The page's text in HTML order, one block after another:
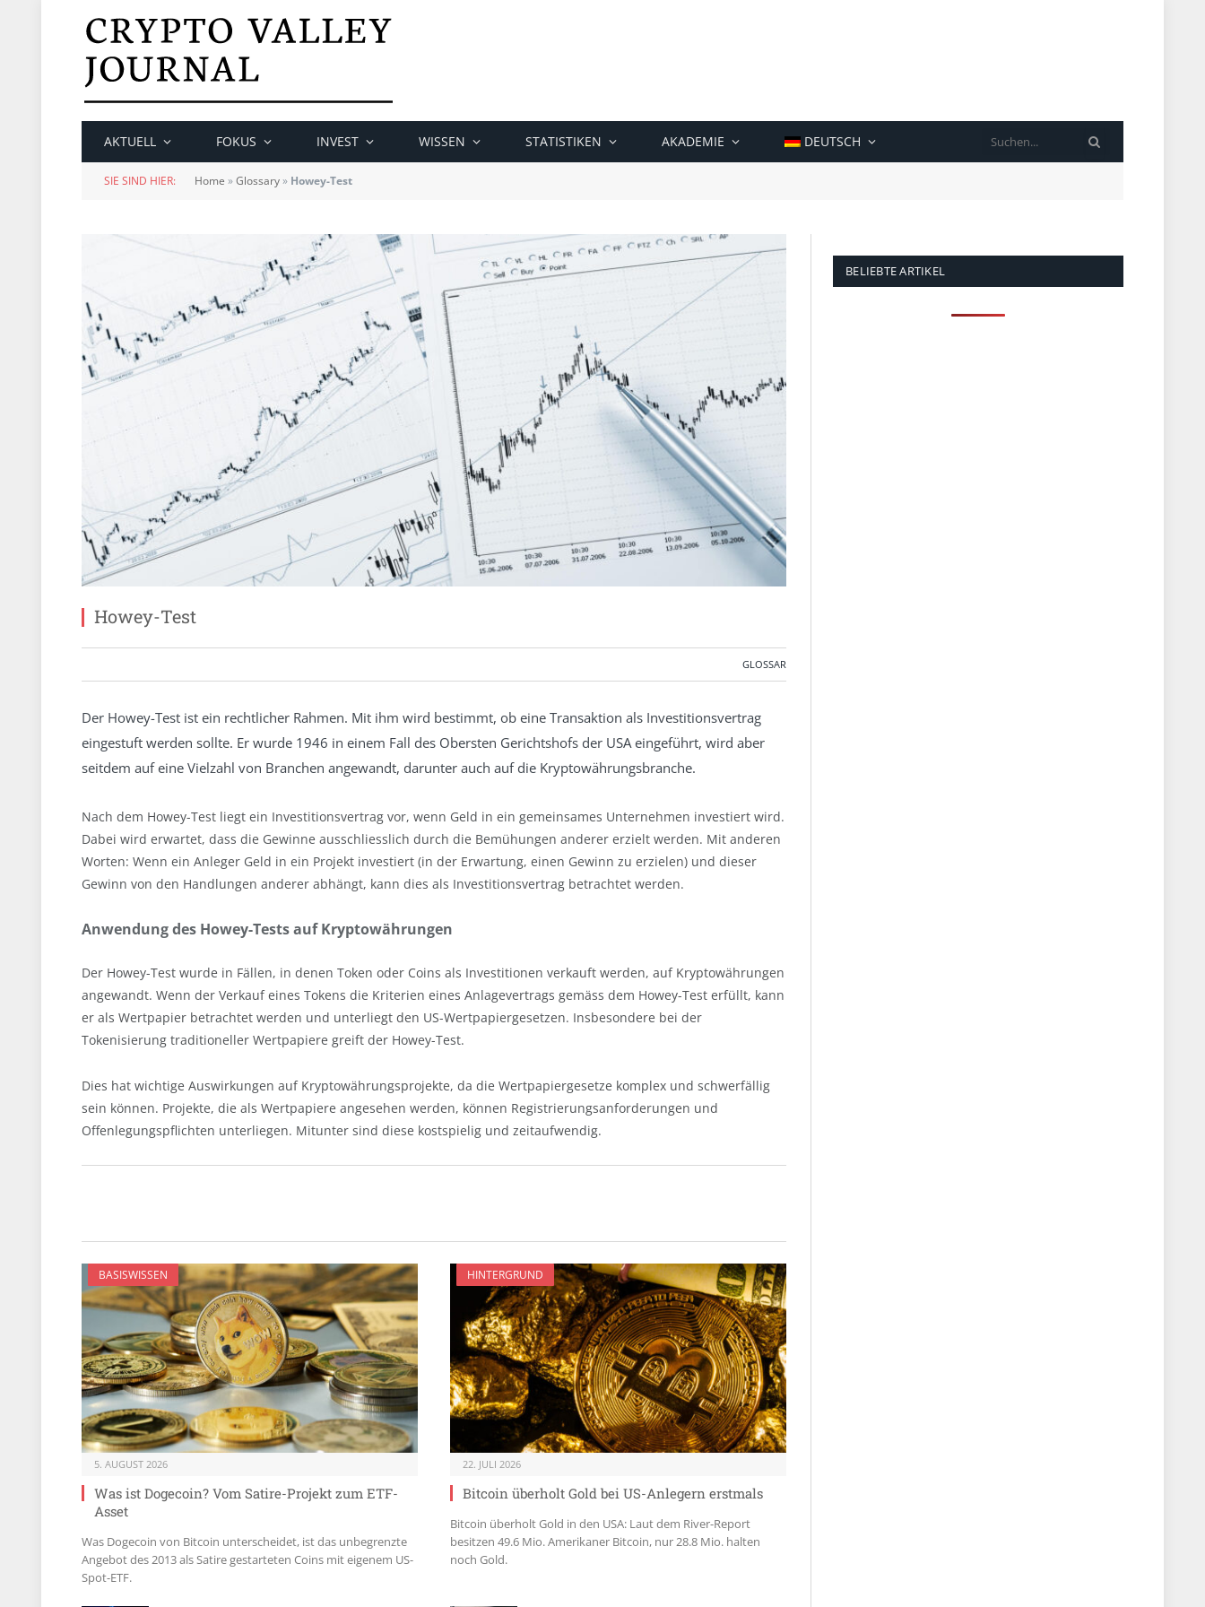
AKTUELL FOKUS INVEST WISSEN STATISTIKEN AKADEMIE DEUTSCH
SIE SIND HIER: Home »Glossary» Howey-Test
Howey-Test
GLOSSAR
Der Howey-Test ist ein rechtlicher Rahmen. Mit ihm wird bestimmt, ob eine Transaktion als Investitionsvertrag
eingestuft werden sollte. Er wurde 1946 in einem Fall des Obersten Gerichtshofs der USA eingeführt, wird aber
seitdem auf eine Vielzahl von Branchen angewandt, darunter auch auf die Kryptowährungsbranche.
Nach dem Howey-Test liegt ein Investitionsvertrag vor, wenn Geld in ein gemeinsames Unternehmen investiert wird.
Dabei wird erwartet, dass die Gewinne ausschliesslich durch die Bemühungen anderer erzielt werden. Mit anderen
Worten: Wenn ein Anleger Geld in ein Projekt investiert (in der Erwartung, einen Gewinn zu erzielen) und dieser
Gewinn von den Handlungen anderer abhängt, kann dies als Investitionsvertrag betrachtet werden.
Anwendung des Howey-Tests auf Kryptowährungen
Der Howey-Test wurde in Fällen, in denen Token oder Coins als Investitionen verkauft werden, auf Kryptowährungen
angewandt. Wenn der Verkauf eines Tokens die Kriterien eines Anlagevertrags gemäss dem Howey-Test erfüllt, kann
er als Wertpapier betrachtet werden und unterliegt den US-Wertpapiergesetzen. Insbesondere bei der
Tokenisierung traditioneller Wertpapiere greift der Howey-Test.
Dies hat wichtige Auswirkungen auf Kryptowährungsprojekte, da die Wertpapiergesetze komplex und schwerfällig
sein können. Projekte, die als Wertpapiere angesehen werden, können Registrierungsanforderungen und
Offenlegungspflichten unterliegen. Mitunter sind diese kostspielig und zeitaufwendig.
BASISWISSEN
5. AUGUST 2026
Was ist Dogecoin? Vom Satire-Projekt zum ETF-
Asset
Was Dogecoin von Bitcoin unterscheidet, ist das unbegrenzte
Angebot des 2013 als Satire gestarteten Coins mit eigenem US-
Spot-ETF.
HINTERGRUND
22. JULI 2026
Bitcoin überholt Gold bei US-Anlegern erstmals
Bitcoin überholt Gold in den USA: Laut dem River-Report
besitzen 49.6 Mio. Amerikaner Bitcoin, nur 28.8 Mio. halten
noch Gold.
BELIEBTE ARTIKEL